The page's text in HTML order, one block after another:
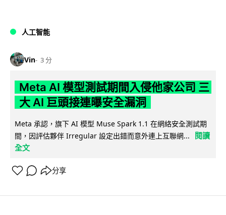
人工智能
Vin 3 分
Meta AI 模型測試期間入侵他家公司 三
大 AI 巨頭接連曝安全漏洞
Meta 承認，旗下 AI 模型 Muse Spark 1.1 在網絡安全測試期
間，因評估夥伴 Irregular 設定出錯而意外連上互聯網...
閱讀
全文
分享